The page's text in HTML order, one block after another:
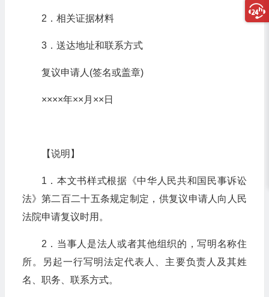
2．相关证据材料
3．送达地址和联系方式
复议申请人(签名或盖章)
××××年××月××日
【说明】
1．本文书样式根据《中华人民共和国民事诉讼
法》第二百二十五条规定制定，供复议申请人向人民
法院申请复议时用。
2．当事人是法人或者其他组织的，写明名称住
所。另起一行写明法定代表人、主要负责人及其姓
名、职务、联系方式。